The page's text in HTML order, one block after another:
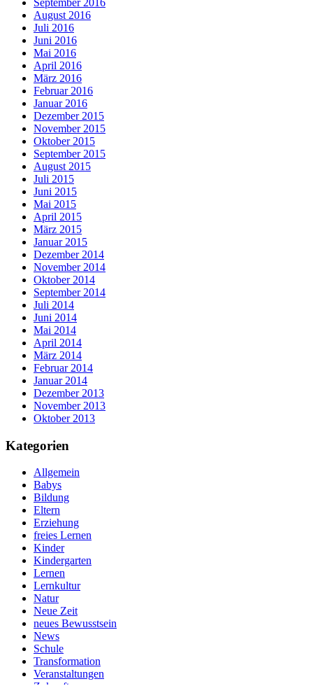
August 2016
Juli 2016
Juni 2016
Mai 2016
April 2016
März 2016
Februar 2016
Januar 2016
Dezember 2015
November 2015
Oktober 2015
September 2015
August 2015
Juli 2015
Juni 2015
Mai 2015
April 2015
März 2015
Januar 2015
Dezember 2014
November 2014
Oktober 2014
September 2014
Juli 2014
Juni 2014
Mai 2014
April 2014
März 2014
Februar 2014
Januar 2014
Dezember 2013
November 2013
Oktober 2013
Kategorien
Allgemein
Babys
Bildung
Eltern
Erziehung
freies Lernen
Kinder
Kindergarten
Lernen
Lernkultur
Natur
Neue Zeit
neues Bewusstsein
News
Schule
Transformation
Veranstaltungen
Zukunft